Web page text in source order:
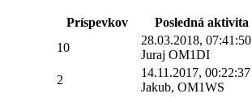
Príspevkov
Posledná aktivita
10
28.03.2018, 07:41:50
Juraj OM1DI
2
14.11.2017, 00:22:37
Jakub, OM1WS